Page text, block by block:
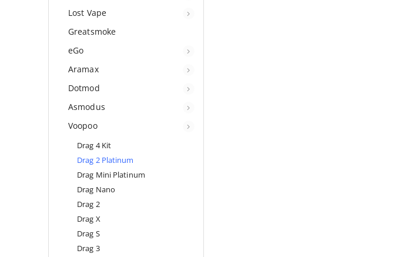
Lost Vape
Greatsmoke
eGo
Aramax
Dotmod
Asmodus
Voopoo
Drag 4 Kit
Drag 2 Platinum
Drag Mini Platinum
Drag Nano
Drag 2
Drag X
Drag S
Drag 3